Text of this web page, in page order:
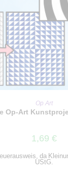
IN DEN Op Art
Op-Art
1,69 €
da
UStG.